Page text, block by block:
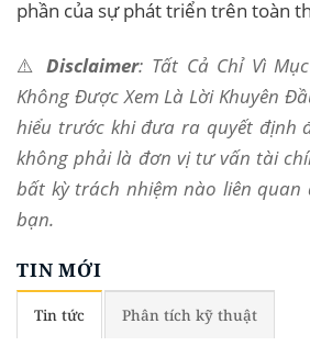
phần của sự phát triển trên toàn
⚠️Disclaimer: Tất Cả Chỉ Vì
Không Được Xem Là Lời Khuyên
hiểu trước khi đưa ra quyết định
không phải là đơn vị tư vấn tài
bất kỳ trách nhiệm nào liên quan
bạn.
TIN MỚI
Tin tức Phân tích kỹ thuật